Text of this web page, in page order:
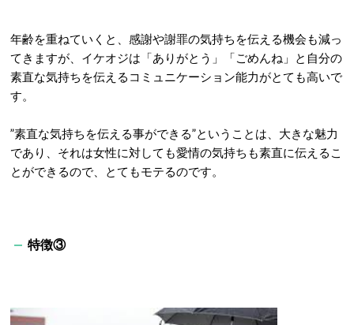
年齢を重ねていくと、感謝や謝罪の気持ちを伝える機会も減っ
てきますが、イケオジは「ありがとう」「ごめんね」と自分の
素直な気持ちを伝えるコミュニケーション能力がとても高いで
す。
”素直な気持ちを伝える事ができる”ということは、大きな魅力
であり、それは女性に対しても愛情の気持ちも素直に伝えるこ
とができるので、とてもモテるのです。
特徴③